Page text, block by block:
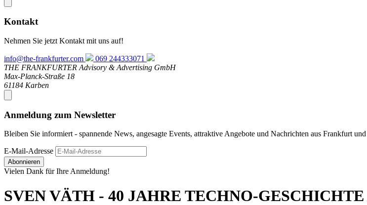
Kontakt
Nehmen Sie jetzt Kontakt mit uns auf!
info@the-frankfurter.com
069 244333071
THE FRANKFURTER Advisory & Advertising GmbH
Max-Planck-Straße 18
61184 Karben
Anmeldung zum Newsletter
Bleiben Sie informiert - spannende News, angesagte Events, attraktive Angebote und Nachrichten aus Frankfurt
E-Mail-Adresse
Abonnieren
Vielen Dank für Ihre Anmeldung!
SVEN VÄTH - 40 JAHRE TECHNO-